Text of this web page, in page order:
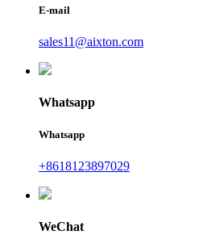
E-mail
sales11@aixton.com
Whatsapp
Whatsapp
+8618123897029
WeChat